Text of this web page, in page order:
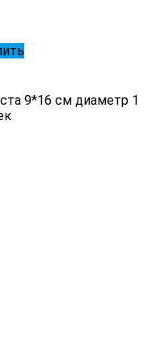
9*16 см диаметр 1